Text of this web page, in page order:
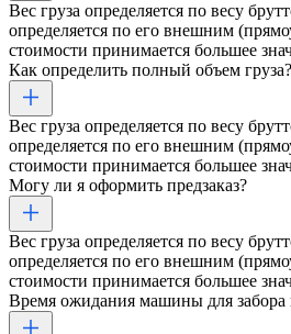
Вес груза определяется по весу
определяется по его внешним
стоимости принимается большее
Как определить полный объем груза?
Вес груза определяется по весу
определяется по его внешним
стоимости принимается большее
Могу ли я оформить предзаказ?
Вес груза определяется по весу
определяется по его внешним
стоимости принимается большее
Время ожидания машины для забора